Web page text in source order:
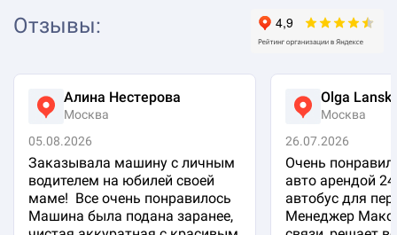
Отзывы:
Алина Нестерова
Москва
05.08.2026
Заказывала машину с личным
водителем на юбилей своей
маме! Все очень понравилось
Машина была подана заранее,
Olga
Москва
26.07.2026
Очень
авто арендой
автобус для
Менеджер